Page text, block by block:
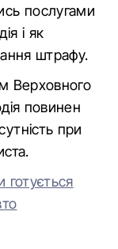
послугами
і як
штрафу.
Верховного
повинен
при
готується